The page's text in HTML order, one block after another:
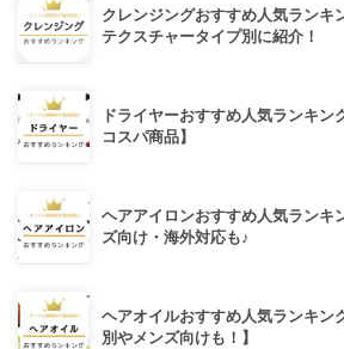
クレンジングおすすめ人気ランキ
テクスチャータイプ別に紹介！
ドライヤーおすすめ人気ランキン
コスパ商品】
ヘアアイロンおすすめ人気ランキ
ズ向け・海外対応も♪
ヘアオイルおすすめ人気ランキン
別やメンズ向けも！】